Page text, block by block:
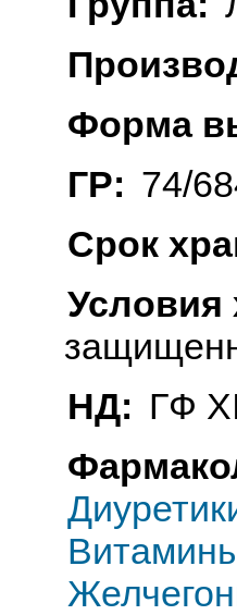
Форма
ГР: 74/
Срок
Условия
НД: ГФ